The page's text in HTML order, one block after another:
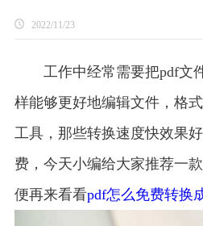
2022/11/23
工作中经常需要把pdf文
样能够更好地编辑文件，格
工具，那些转换速度快效果
费，今天小编给大家推荐一
便再来看看pdf怎么免费转换